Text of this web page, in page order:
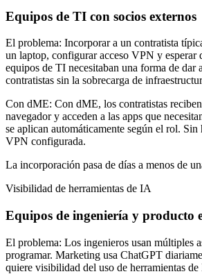
Equipos de TI con socios externos
El problema: Incorporar a un contratista
un laptop, configurar acceso VPN y esperar
equipos de TI necesitaban una forma de dar
contratistas sin la sobrecarga de
Con dME: Con dME, los contratistas
navegador y acceden a las apps que
se aplican automáticamente según el rol.
VPN configurada.
La incorporación pasa de días a menos de
Visibilidad de herramientas de IA
Equipos de ingeniería y producto
El problema: Los ingenieros usan múltiples
programar. Marketing usa ChatGPT
quiere visibilidad del uso de herramientas